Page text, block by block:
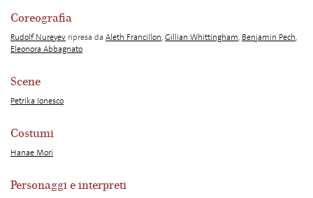
Coreografia
Rudolf Nureyev ripresa da Aleth Francillon,Gillian Whittingham, Benjamin Pech,
Eleonora Abbagnato
Scene
Petrika Ionesco
Costumi
Hanae Mori
Personaggi e interpreti